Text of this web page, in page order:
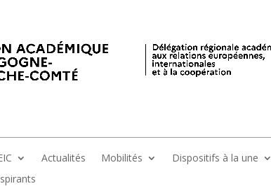
Actualités Mobilités Dispositifs à la une